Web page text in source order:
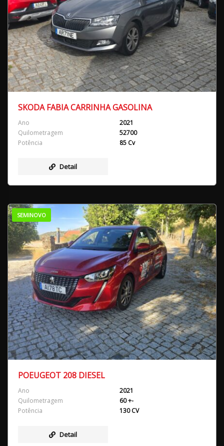
SKODA FABIA CARRINHA GASOLINA
Ano
2021
Quilometragem
52700
Potência
85 Cv
Detail
SEMINOVO
POEUGEOT 208 DIESEL
Ano
2021
Quilometragem
60 +-
Potência
130 CV
Detail